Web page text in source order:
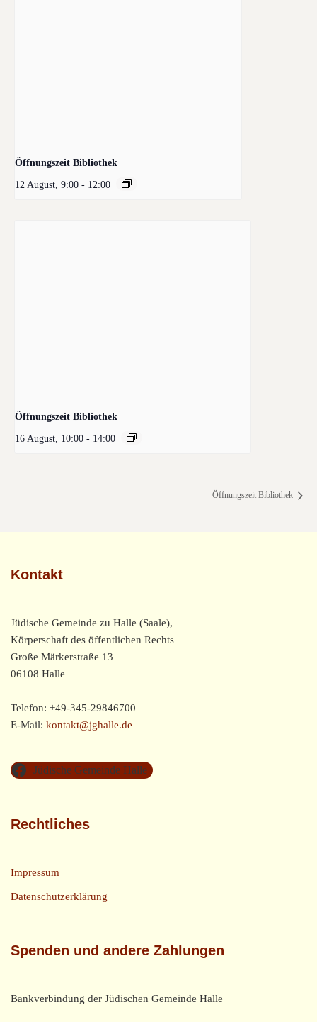
Öffnungszeit Bibliothek
12 August, 9:00 - 12:00
Öffnungszeit Bibliothek
16 August, 10:00 - 14:00
Öffnungszeit Bibliothek
Kontakt
Jüdische Gemeinde zu Halle (Saale),
Körperschaft des öffentlichen Rechts
Große Märkerstraße 13
06108 Halle
Telefon: +49-345-29846700
E-Mail: kontakt@jghalle.de
Jüdische Gemeinde Halle
Rechtliches
Impressum
Datenschutzerklärung
Spenden und andere Zahlungen
Bankverbindung der Jüdischen Gemeinde Halle